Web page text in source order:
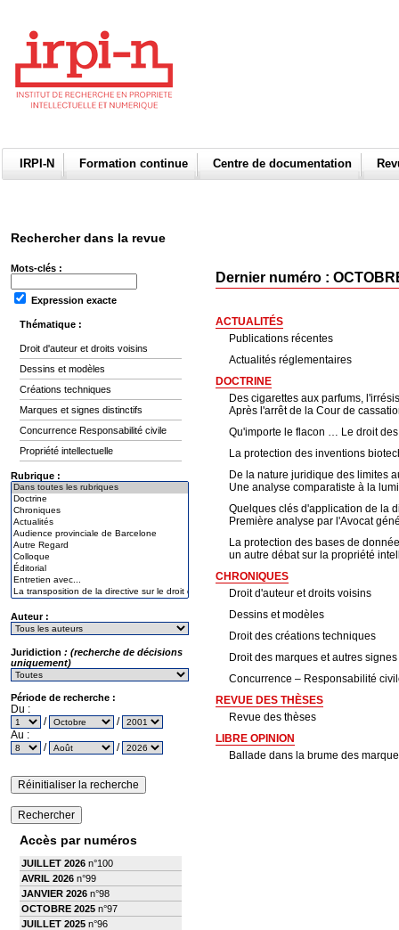
IRPI-N Formation continue Centre de documentation
Rechercher dans la revue
Mots-clés :
Expression exacte
Thématique :
Droit d'auteur et droits voisins
Dessins et modèles
Créations techniques
Marques et signes distinctifs
Concurrence Responsabilité civile
Propriété intellectuelle
Rubrique :
Auteur :
Juridiction : (recherche de décisions
uniquement)
Période de recherche :
Du :
/
/
Au :
/
/
Accès par numéros
JUILLET 2026 n°100
AVRIL 2026 n°99
JANVIER 2026 n°98
OCTOBRE 2025 n°97
JUILLET 2025 n°96
Dernier numéro :
ACTUALITÉS
Publications récentes
Actualités réglementaires
DOCTRINE
Des cigarettes aux parfums,
Après l'arrêt de la Cour de
Qu'importe le flacon … Le droit
La protection des inventions
De la nature juridique des limites
Une analyse comparatiste à la
Quelques clés d'application de la
Première analyse par l'Avocat
La protection des bases de
un autre débat sur la propriété
CHRONIQUES
Droit d'auteur et droits voisins
Dessins et modèles
Droit des créations techniques
Droit des marques et autres
Concurrence – Responsabilité
REVUE DES THÈSES
Revue des thèses
LIBRE OPINION
Ballade dans la brume des